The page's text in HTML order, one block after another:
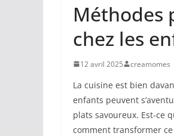
Méthodes
chez les
12 avril 2025 creamomes
La cuisine est bien
enfants peuvent
plats savoureux. Est-ce
comment transformer